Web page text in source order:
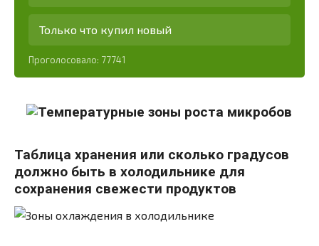
Только что купил новый
Проголосовало: 77741
Таблица хранения или сколько градусов
должно быть в холодильнике для
сохранения свежести продуктов